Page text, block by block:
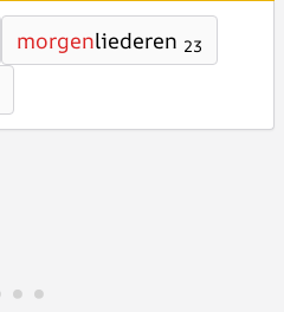
morgenliederen 23